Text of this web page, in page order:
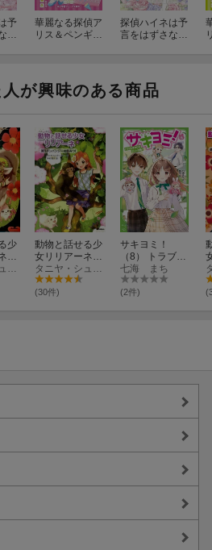
予
い
華麗なる探偵ア
リス＆ペンギン
探偵ハイネは予
言をはずさない
が興味のある商品
少
タニヤ・シュテーブナー
動物と話せる少
女リリアーネ
（4）
タニヤ・シュテーブナー
(30件)
サキヨミ！
（8） トラブル
まみれのデート
作戦！
七海 まち
(2件)